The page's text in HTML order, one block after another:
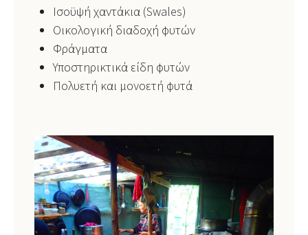
Ισοϋψή χαντάκια (Swales)
Οικολογική διαδοχή φυτών
Φράγματα
Υποστηρικτικά είδη φυτών
Πολυετή και μονοετή φυτά